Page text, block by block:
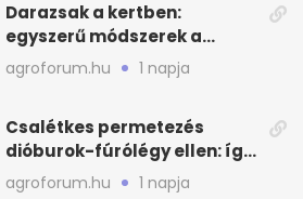
Darazsak a kertben:
egyszerű módszerek a
távoltartásukra nyáron
agroforum.hu 1 napja
Csalétkes permetezés
dióburok-fúrólégy ellen: így
csináld a kertben
agroforum.hu 1 napja